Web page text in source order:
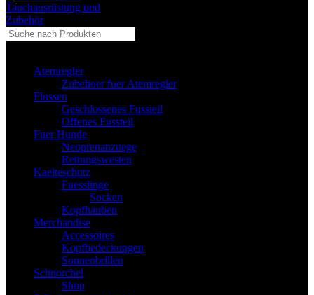
Atemregler
Zubehoer fuer Atemregler
Flossen
Geschlossenes Fussteil
Offenes Fussteil
Fuer Hunde
Neoprenanzuege
Rettungswesten
Kaelteschutz
Fuesslinge
Socken
Kopfhauben
Merchandise
Accessoires
Kopfbedeckungen
Sonnenbrillen
Schnorchel
Shop